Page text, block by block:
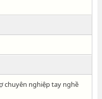
chuyên nghiệp tay nghề